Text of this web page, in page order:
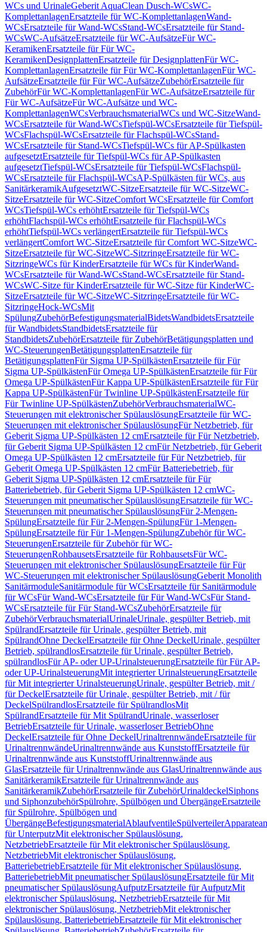
WCs und UrinaleGeberit AquaClean Dusch-WCsWC-
KomplettanlagenErsatzteile für WC-KomplettanlagenWand-
WCsErsatzteile für Wand-WCsStand-WCsErsatzteile für Stand-
WCsWC-AufsätzeErsatzteile für WC-AufsätzeFür WC-
KeramikenErsatzteile für Für WC-
KeramikenDesignplattenErsatzteile für DesignplattenFür WC-
KomplettanlagenErsatzteile für Für WC-KomplettanlagenFür WC-
AufsätzeErsatzteile für Für WC-AufsätzeZubehörErsatzteile für
ZubehörFür WC-KomplettanlagenFür WC-AufsätzeErsatzteile für
Für WC-AufsätzeFür WC-Aufsätze und WC-
KomplettanlagenWCsVerbrauchsmaterialWCs und WC-SitzeWand-
WCsErsatzteile für Wand-WCsTiefspül-WCsErsatzteile für Tiefspül-
WCsFlachspül-WCsErsatzteile für Flachspül-WCsStand-
WCsErsatzteile für Stand-WCsTiefspül-WCs für AP-Spülkasten
aufgesetztErsatzteile für Tiefspül-WCs für AP-Spülkasten
aufgesetztTiefspül-WCsErsatzteile für Tiefspül-WCsFlachspül-
WCsErsatzteile für Flachspül-WCsAP-Spülkästen für WCs, aus
SanitärkeramikAufgesetztWC-SitzeErsatzteile für WC-SitzeWC-
SitzeErsatzteile für WC-SitzeComfort WCsErsatzteile für Comfort
WCsTiefspül-WCs erhöhtErsatzteile für Tiefspül-WCs
erhöhtFlachspül-WCs erhöhtErsatzteile für Flachspül-WCs
erhöhtTiefspül-WCs verlängertErsatzteile für Tiefspül-WCs
verlängertComfort WC-SitzeErsatzteile für Comfort WC-SitzeWC-
SitzeErsatzteile für WC-SitzeWC-SitzringeErsatzteile für WC-
SitzringeWCs für KinderErsatzteile für WCs für KinderWand-
WCsErsatzteile für Wand-WCsStand-WCsErsatzteile für Stand-
WCsWC-Sitze für KinderErsatzteile für WC-Sitze für KinderWC-
SitzeErsatzteile für WC-SitzeWC-SitzringeErsatzteile für WC-
SitzringeHock-WCsMit
SpülungZubehörBefestigungsmaterialBidetsWandbidetsErsatzteile
für WandbidetsStandbidetsErsatzteile für
StandbidetsZubehörErsatzteile für ZubehörBetätigungsplatten und
WC-SteuerungenBetätigungsplattenErsatzteile für
BetätigungsplattenFür Sigma UP-SpülkästenErsatzteile für Für
Sigma UP-SpülkästenFür Omega UP-SpülkästenErsatzteile für Für
Omega UP-SpülkästenFür Kappa UP-SpülkästenErsatzteile für Für
Kappa UP-SpülkästenFür Twinline UP-SpülkästenErsatzteile für
Für Twinline UP-SpülkästenZubehörVerbrauchsmaterialWC-
Steuerungen mit elektronischer SpülauslösungErsatzteile für WC-
Steuerungen mit elektronischer SpülauslösungFür Netzbetrieb, für
Geberit Sigma UP-Spülkästen 12 cmErsatzteile für Für Netzbetrieb,
für Geberit Sigma UP-Spülkästen 12 cmFür Netzbetrieb, für Geberit
Omega UP-Spülkästen 12 cmErsatzteile für Für Netzbetrieb, für
Geberit Omega UP-Spülkästen 12 cmFür Batteriebetrieb, für
Geberit Sigma UP-Spülkästen 12 cmErsatzteile für Für
Batteriebetrieb, für Geberit Sigma UP-Spülkästen 12 cmWC-
Steuerungen mit pneumatischer SpülauslösungErsatzteile für WC-
Steuerungen mit pneumatischer SpülauslösungFür 2-Mengen-
SpülungErsatzteile für Für 2-Mengen-SpülungFür 1-Mengen-
SpülungErsatzteile für Für 1-Mengen-SpülungZubehör für WC-
SteuerungenErsatzteile für Zubehör für WC-
SteuerungenRohbausetsErsatzteile für RohbausetsFür WC-
Steuerungen mit elektronischer SpülauslösungErsatzteile für Für
WC-Steuerungen mit elektronischer SpülauslösungGeberit Monolith
SanitärmoduleSanitärmodule für WCsErsatzteile für Sanitärmodule
für WCsFür Wand-WCsErsatzteile für Für Wand-WCsFür Stand-
WCsErsatzteile für Für Stand-WCsZubehörErsatzteile für
ZubehörVerbrauchsmaterialUrinaleUrinale, gespülter Betrieb, mit
SpülrandErsatzteile für Urinale, gespülter Betrieb, mit
SpülrandOhne DeckelErsatzteile für Ohne DeckelUrinale, gespülter
Betrieb, spülrandlosErsatzteile für Urinale, gespülter Betrieb,
spülrandlosFür AP- oder UP-UrinalsteuerungErsatzteile für Für AP-
oder UP-UrinalsteuerungMit integrierter UrinalsteuerungErsatzteile
für Mit integrierter UrinalsteuerungUrinale, gespülter Betrieb, mit /
für DeckelErsatzteile für Urinale, gespülter Betrieb, mit / für
DeckelSpülrandlosErsatzteile für SpülrandlosMit
SpülrandErsatzteile für Mit SpülrandUrinale, wasserloser
BetriebErsatzteile für Urinale, wasserloser BetriebOhne
DeckelErsatzteile für Ohne DeckelUrinaltrennwändeErsatzteile für
UrinaltrennwändeUrinaltrennwände aus KunststoffErsatzteile für
Urinaltrennwände aus KunststoffUrinaltrennwände aus
GlasErsatzteile für Urinaltrennwände aus GlasUrinaltrennwände aus
SanitärkeramikErsatzteile für Urinaltrennwände aus
SanitärkeramikZubehörErsatzteile für ZubehörUrinaldeckelSiphons
und SiphonzubehörSpülrohre, Spülbögen und ÜbergängeErsatzteile
für Spülrohre, Spülbögen und
ÜbergängeBefestigungsmaterialAblaufventileSpülverteiler
für UnterputzMit elektronischer Spülauslösung,
NetzbetriebErsatzteile für Mit elektronischer Spülauslösung,
NetzbetriebMit elektronischer Spülauslösung,
BatteriebetriebErsatzteile für Mit elektronischer Spülauslösung,
BatteriebetriebMit pneumatischer SpülauslösungErsatzteile für Mit
pneumatischer SpülauslösungAufputzErsatzteile für AufputzMit
elektronischer Spülauslösung, NetzbetriebErsatzteile für Mit
elektronischer Spülauslösung, NetzbetriebMit elektronischer
Spülauslösung, BatteriebetriebErsatzteile für Mit elektronischer